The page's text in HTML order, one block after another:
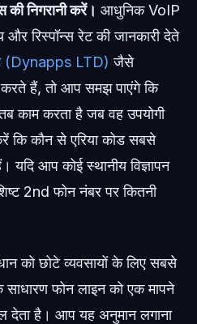
निगरानी करें। आधुनिक VoIP
रिस्पॉन्स रेट की जानकारी देते
(Dynapps LTD) जैसे
हैं, तो आप समझ पाएंगे कि
काम करता है जब वह उपयोगी
कि कौन से एरिया कोड सबसे
आप कोई स्थानीय विज्ञापन
2nd फोन नंबर पर कितनी
को छोटे व्यवसायों के लिए सबसे
फोन लाइन को एक मापने
देता है। आप यह अनुमान लगाना